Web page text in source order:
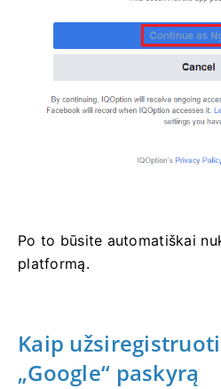
Po to būsite automatiškai
platformą.
Kaip
„Google“ paskyrą